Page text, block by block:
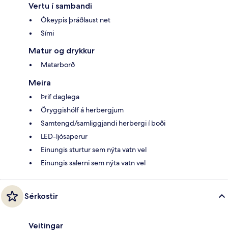
Vertu í sambandi
Ókeypis þráðlaust net
Sími
Matur og drykkur
Matarborð
Meira
Þrif daglega
Öryggishólf á herbergjum
Samtengd/samliggjandi herbergi í boði
LED-ljósaperur
Einungis sturtur sem nýta vatn vel
Einungis salerni sem nýta vatn vel
Sérkostir
Veitingar